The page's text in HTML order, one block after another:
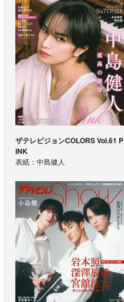
ザテレビジョンCOLORS Vol.61 P
INK
表紙：中島健人